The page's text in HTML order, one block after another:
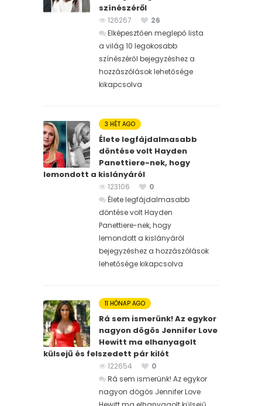
színészéről
126267
26
Elképesztően meglepő lista
a világ 10 legokosabb
színészéről bejegyzéshez a
hozzászólások lehetősége
kikapcsolva
3 HÉT AGO
Élete legfájdalmasabb
döntése volt Hayden
Panettiere-nek, hogy
lemondott a kislányáról
123106
0
Élete legfájdalmasabb
döntése volt Hayden
Panettiere-nek, hogy
lemondott a kislányáról
bejegyzéshez a hozzászólások
lehetősége kikapcsolva
11 HÓNAP AGO
Rá sem ismerünk! Az egykor
nagyon dögös Jennifer Love
Hewitt ma elhanyagolt
külsejű és felszedett pár kilót
122654
0
Rá sem ismerünk! Az egykor
nagyon dögös Jennifer Love